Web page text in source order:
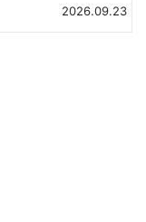
2026.09.23